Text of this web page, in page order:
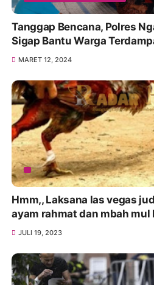
Tanggap Bencana, Polres
Sigap Bantu Warga
MARET 12, 2024
Hmm,, Laksana las vegas
ayam rahmat dan mbah mul
JULI 19, 2023